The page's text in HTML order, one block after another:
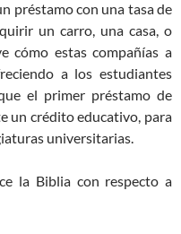
préstamo con una tasa de
un carro, una casa, o
cómo estas compañías a
a los estudiantes
el primer préstamo de
un crédito educativo, para
universitarias.
la Biblia con respecto a